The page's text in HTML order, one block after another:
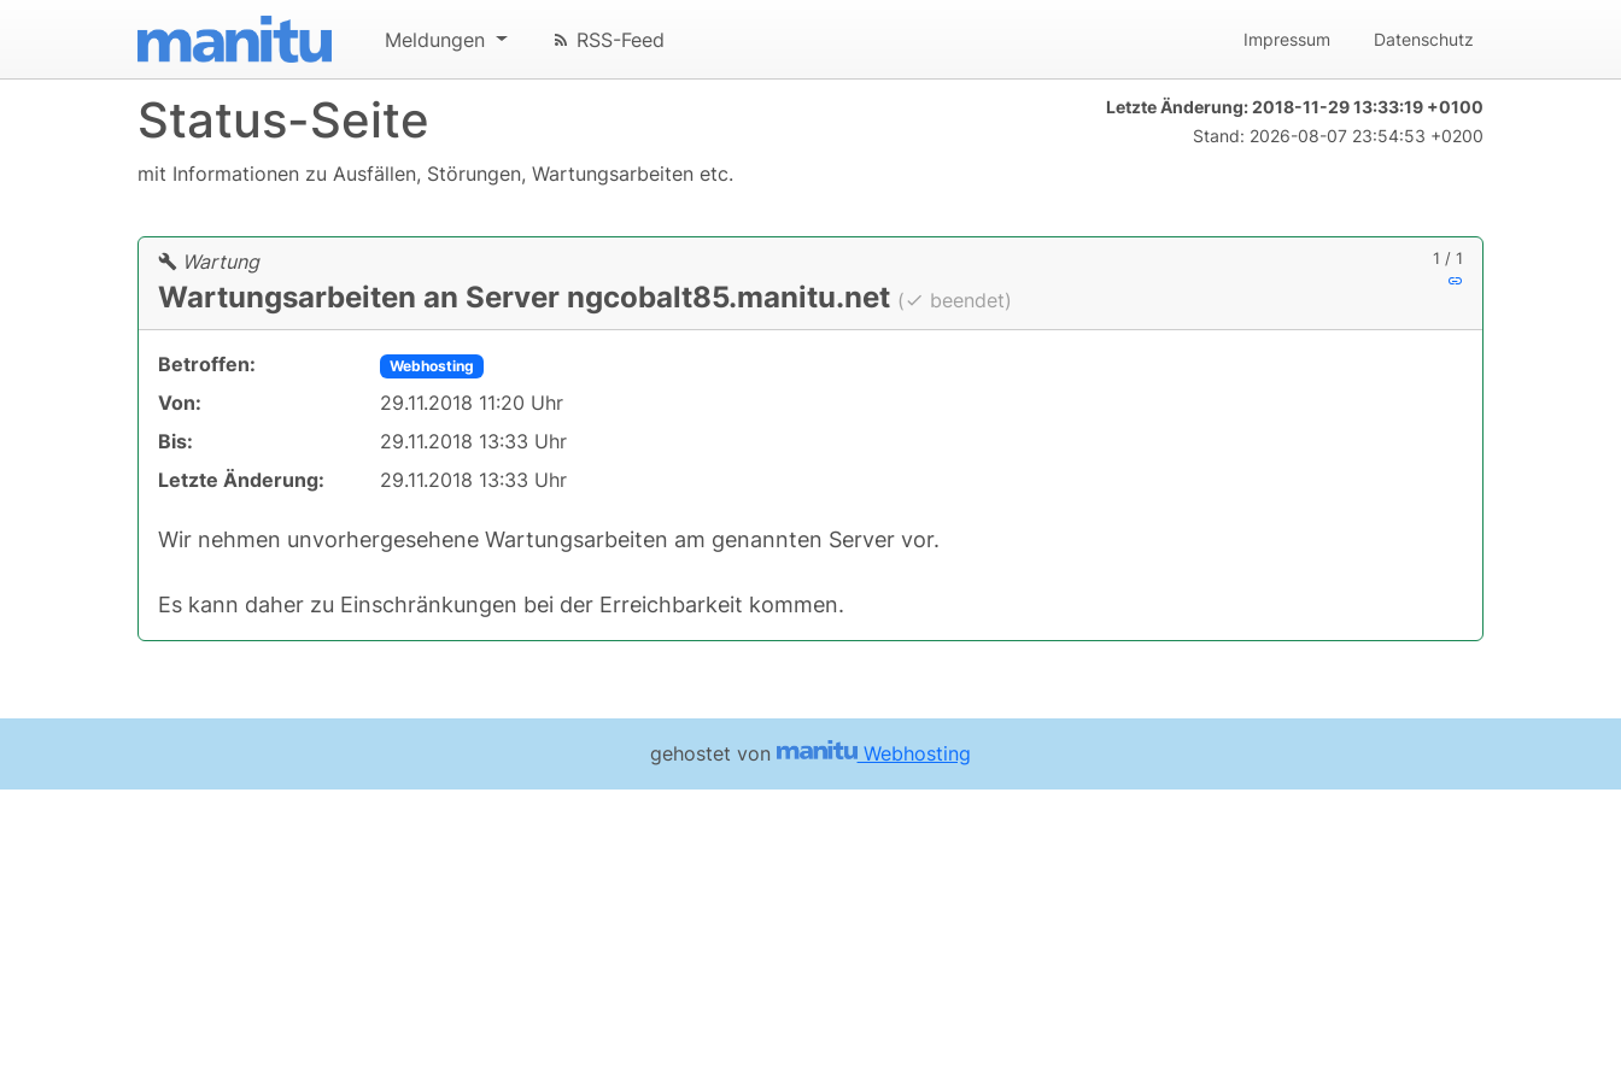
Meldungen RSS-Feed Impressum Datenschutz
Letzte Änderung:2018-11-29 13:33:19 +0100
Stand: 2026-08-07 23:54:53 +0200
Status-Seite
mit Informationen zu Ausfällen, Störungen, Wartungsarbeiten etc.
1 / 1
Wartung
Wartungsarbeiten an Server ngcobalt85.manitu.net ( beendet)
Betroffen: Webhosting
Von:
29.11.2018 11:20 Uhr
Bis:
29.11.2018 13:33 Uhr
Letzte Änderung:
29.11.2018 13:33 Uhr
Wir nehmen unvorhergesehene Wartungsarbeiten am genannten Server vor.
Es kann daher zu Einschränkungen bei der Erreichbarkeit kommen.
gehostet von Webhosting